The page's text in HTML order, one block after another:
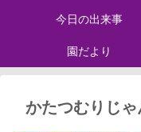
今日の出来事
園だより
かたつむりじゃ